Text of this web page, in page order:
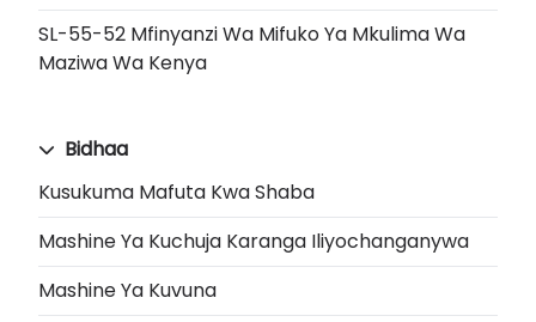
SL-55-52 Mfinyanzi Wa Mifuko Ya Mkulima Wa
Maziwa Wa Kenya
Bidhaa
Kusukuma Mafuta Kwa Shaba
Mashine Ya Kuchuja Karanga Iliyochanganywa
Mashine Ya Kuvuna